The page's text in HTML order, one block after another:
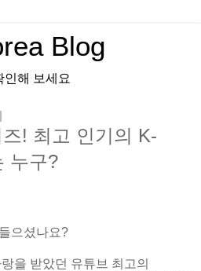
Blog
인해 보세요
! 최고 인기의 K-
누구?
으셨나요?
을 받았던 유튜브 최고의